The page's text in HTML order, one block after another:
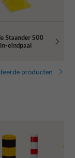
Staander 500
eindpaal
producten